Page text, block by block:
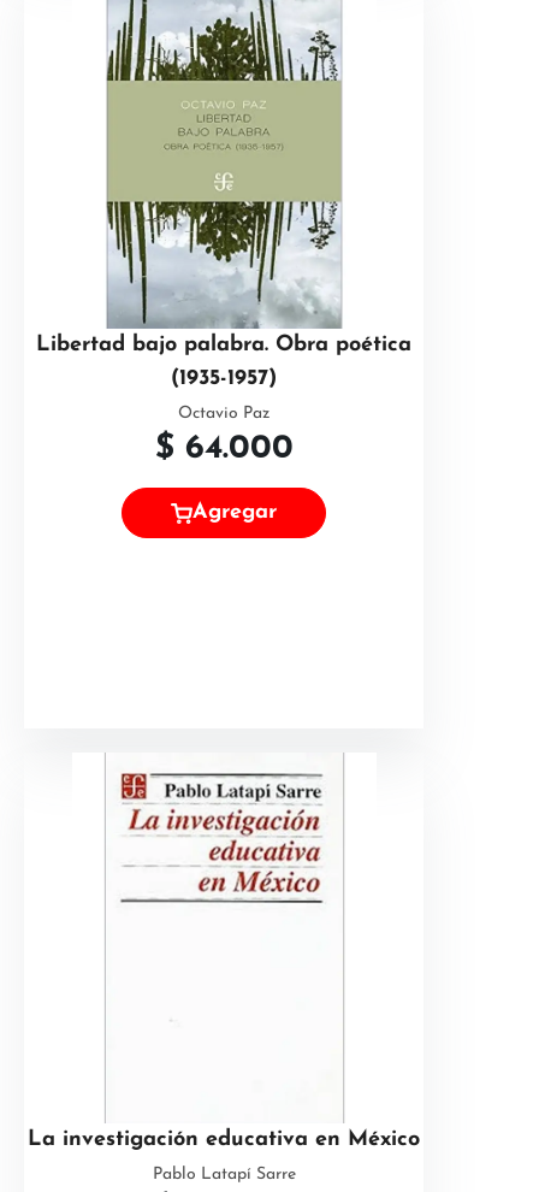
Libertad bajo palabra. Obra poética
(1935-1957)
Octavio Paz
$ 64.000
Agregar
La investigación educativa en México
Pablo Latapí Sarre